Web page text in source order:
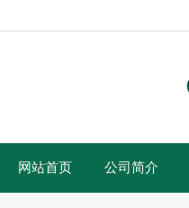
网站首页 公司简介